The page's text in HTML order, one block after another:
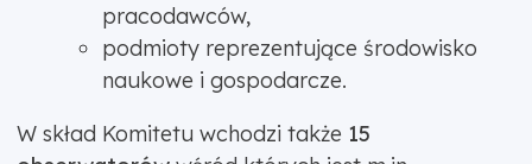
pracodawców,
podmioty reprezentujące środowisko
naukowe i gospodarcze.
W skład Komitetu wchodzi także 15